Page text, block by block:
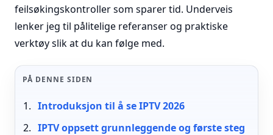
feilsøkingskontroller som sparer tid. Underveis
lenker jeg til pålitelige referanser og praktiske
verktøy slik at du kan følge med.
PÅ DENNE SIDEN
Introduksjon til å se IPTV 2026
IPTV oppsett grunnleggende og første steg